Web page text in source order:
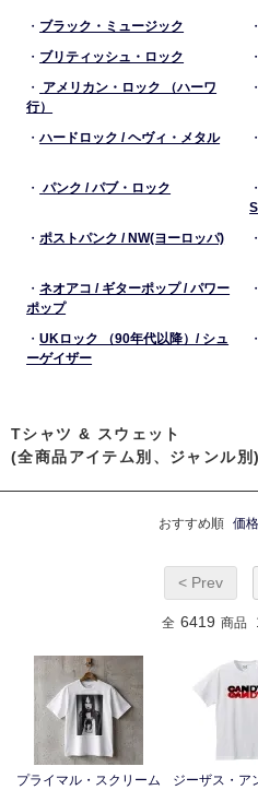
・ ブラック・ミュージック ・
・ ブリティッシュ・ロック ・
・
アメリカン・ロック （ハーワ
行）
・
・ハードロック / ヘヴィ・メタル ・
・ パンク / パブ・ロック ・
・ポストパンク / NW(ヨーロッパ) ・
・ネオアコ / ギターポップ / パワー
ポップ
・UKロック （90年代以降）/ シュ
ーゲイザー
Tシャツ & スウェット
(全商品アイテム別、ジャンル別)
おすすめ順 価
< Prev
全 6419 商品
プライマル・スクリーム
ジーザス・ア